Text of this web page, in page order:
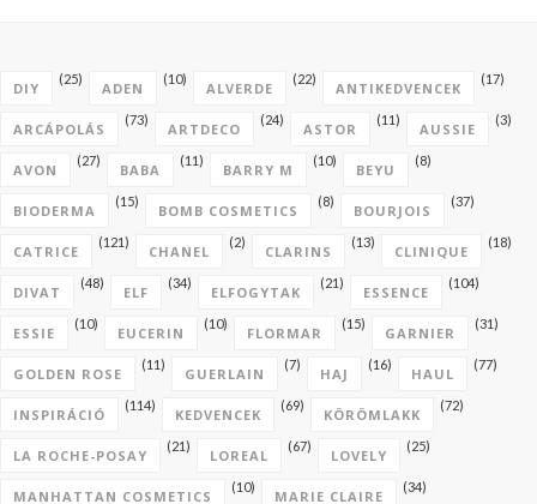
DIY
(25)
ADEN
(10)
ALVERDE
(22)
ANTIKEDVENCEK
(17)
ARCÁPOLÁS
(73)
ARTDECO
(24)
ASTOR
(11)
AUSSIE
(3)
AVON
(27)
BABA
(11)
BARRY M
(10)
BEYU
(8)
BIODERMA
(15)
BOMB COSMETICS
(8)
BOURJOIS
(37)
CATRICE
(121)
CHANEL
(2)
CLARINS
(13)
CLINIQUE
(18)
DIVAT
(48)
ELF
(34)
ELFOGYTAK
(21)
ESSENCE
(104)
ESSIE
(10)
EUCERIN
(10)
FLORMAR
(15)
GARNIER
(31)
GOLDEN ROSE
(11)
GUERLAIN
(7)
HAJ
(16)
HAUL
(77)
INSPIRÁCIÓ
(114)
KEDVENCEK
(69)
KÖRÖMLAKK
(72)
LA ROCHE-POSAY
(21)
LOREAL
(67)
LOVELY
(25)
MANHATTAN COSMETICS
(10)
MARIE CLAIRE
(34)